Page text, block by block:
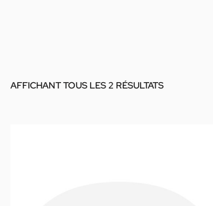
AFFICHANT TOUS LES 2 RÉSULTATS